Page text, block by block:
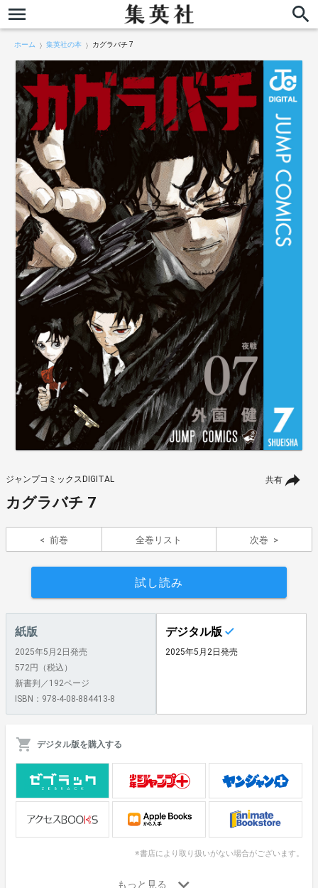
ホーム 集英社の本 カグラバチ 7
共有
ジャンプコミックスDIGITAL
カグラバチ 7
前巻 全巻リスト 次巻
試し読み
紙版
2025年5月2日発売
572円（税込）
新書判／192ページ
ISBN：978-4-08-884413-8
デジタル版
2025年5月2日発売
デジタル版を購入する
※書店により取り扱いがない場合がございます。